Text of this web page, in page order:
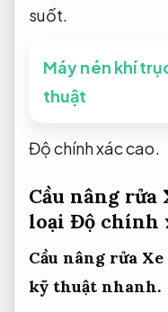
suốt.
Máy nén khí
thuật
Độ chính xác cao.
Cầu nâng rửa
loại Độ chính
Cầu nâng rửa
kỹ thuật nhanh.